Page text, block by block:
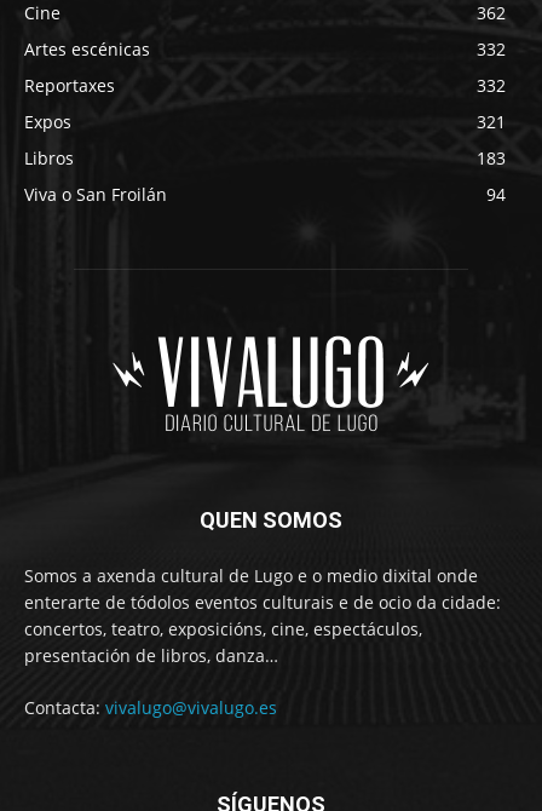
Cine
362
Artes escénicas
332
Reportaxes
332
Expos
321
Libros
183
Viva o San Froilán
94
QUEN SOMOS
Somos a axenda cultural de Lugo e o medio dixital onde
enterarte de tódolos eventos culturais e de ocio da cidade:
concertos, teatro, exposicións, cine, espectáculos,
presentación de libros, danza…
Contacta: vivalugo@vivalugo.es
SÍGUENOS